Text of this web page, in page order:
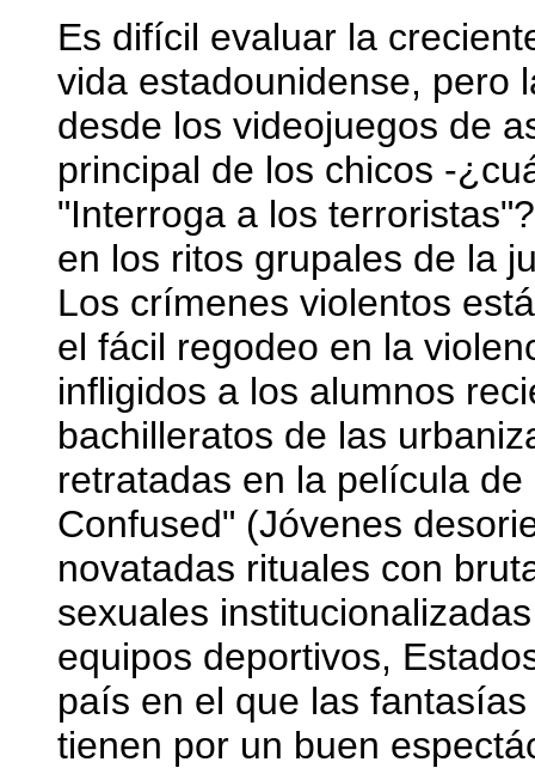
Es difícil evaluar la
vida estadounidense, pero
desde los videojuegos de
principal de los chicos -
"Interroga a los
en los ritos grupales de la
Los crímenes violentos
el fácil regodeo en la
infligidos a los alumnos
bachilleratos de las
retratadas en la película
Confused" (Jóvenes
novatadas rituales con
sexuales
equipos deportivos,
país en el que las
tienen por un buen